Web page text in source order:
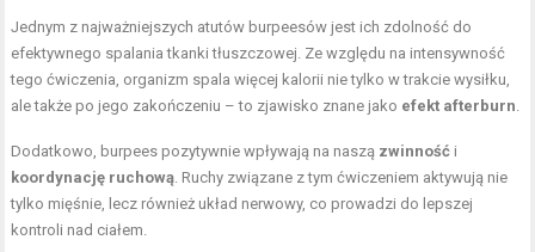
Jednym z najważniejszych atutów burpeesów jest ich zdolność do
efektywnego spalania tkanki tłuszczowej. Ze względu na intensywność
tego ćwiczenia, organizm spala więcej kalorii nie tylko w trakcie wysiłku,
ale także po jego zakończeniu – to zjawisko znane jako efekt afterburn.
Dodatkowo, burpees pozytywnie wpływają na naszą zwinność i
koordynację ruchową. Ruchy związane z tym ćwiczeniem aktywują nie
tylko mięśnie, lecz również układ nerwowy, co prowadzi do lepszej
kontroli nad ciałem.